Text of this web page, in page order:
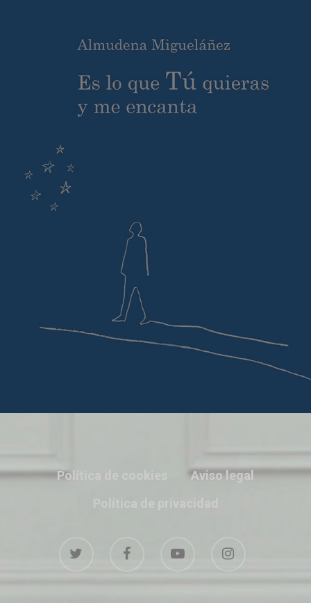
Política de cookies
Aviso legal